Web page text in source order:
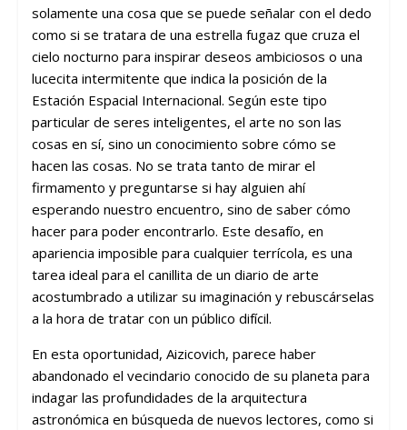
solamente una cosa que se puede señalar con el dedo
como si se tratara de una estrella fugaz que cruza el
cielo nocturno para inspirar deseos ambiciosos o una
lucecita intermitente que indica la posición de la
Estación Espacial Internacional. Según este tipo
particular de seres inteligentes, el arte no son las
cosas en sí, sino un conocimiento sobre cómo se
hacen las cosas. No se trata tanto de mirar el
firmamento y preguntarse si hay alguien ahí
esperando nuestro encuentro, sino de saber cómo
hacer para poder encontrarlo. Este desafío, en
apariencia imposible para cualquier terrícola, es una
tarea ideal para el canillita de un diario de arte
acostumbrado a utilizar su imaginación y rebuscárselas
a la hora de tratar con un público difícil.
En esta oportunidad, Aizicovich, parece haber
abandonado el vecindario conocido de su planeta para
indagar las profundidades de la arquitectura
astronómica en búsqueda de nuevos lectores, como si